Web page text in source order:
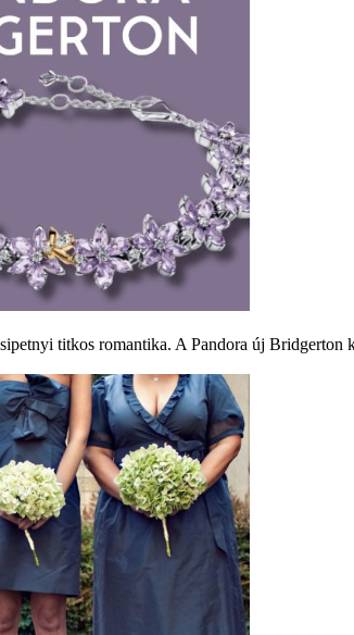
titkos romantika. A Pandora új